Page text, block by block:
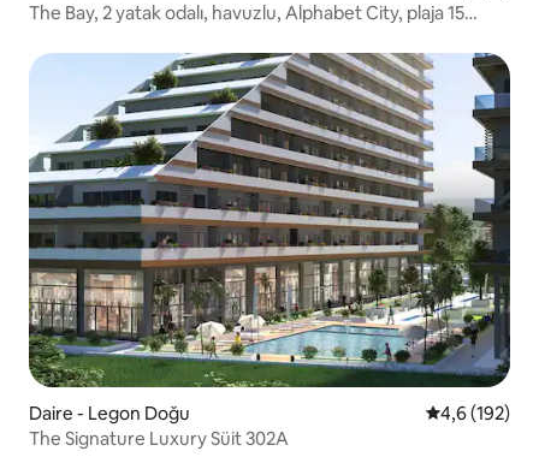
The Bay, 2 yatak odalı, havuzlu, Alphabet City, plaja 15
Daire - Legon Doğu 5 üzerinden
4,6 (192)
The Signature Luxury Süit 302A